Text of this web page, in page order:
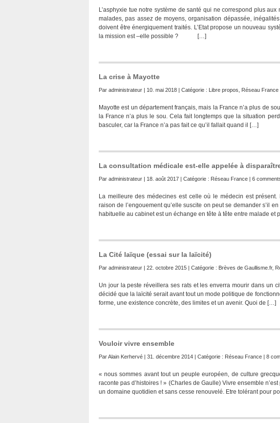
L’asphyxie tue notre système de santé qui ne correspond plus
malades, pas assez de moyens, organisation dépassée,
doivent être énergiquement traités. L’Etat propose un nouveau
la mission est –elle possible ? […]
La crise à Mayotte
Par administrateur | 10. mai 2018 | Catégorie : Libre propos Réseau France
Mayotte est un département français, mais la France n’a plus de
la France n’a plus le sou. Cela fait longtemps que la situation
basculer, car la France n’a pas fait ce qu’il fallait quand il […]
La consultation médicale est-elle appelée à
Par administrateur | 18. août 2017 | Catégorie : Réseau France | 6
La meilleure des médecines est celle où le médecin est
raison de l’engouement qu’elle suscite on peut se demander s’il
habituelle au cabinet est un échange en tête à tête entre malade
La Cité laïque (essai sur la laïcité)
Par administrateur | 22. octobre 2015 | Catégorie : Brèves de Gaullisme.fr,
Un jour la peste réveillera ses rats et les enverra mourir dans un
décidé que la laïcité serait avant tout un mode politique de
forme, une existence concrète, des limites et un avenir. Quoi de […]
Vouloir vivre ensemble
ParAlain Kerhervé | 31. décembre 2014 | Catégorie : Réseau France | 8
« nous sommes avant tout un peuple européen, de culture
raconte pas d’histoires ! » (Charles de Gaulle) Vivre ensemble
un domaine quotidien et sans cesse renouvelé. Etre tolérant pour